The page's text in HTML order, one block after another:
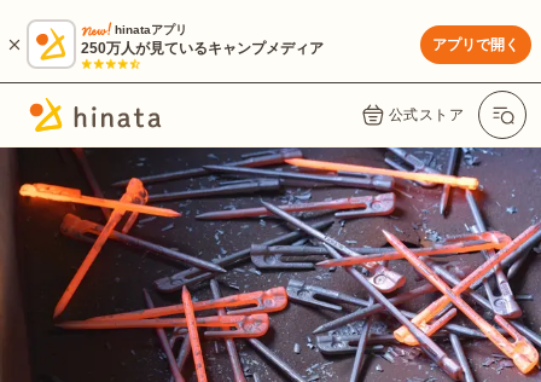
hinataアプリ
250万人が見ているキャンプメディア アプリで開く
公式ストア